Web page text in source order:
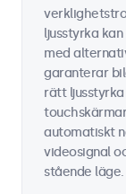
ljusstyrka
med
garanterar
rätt
automatiskt
videosignal
stående läge.